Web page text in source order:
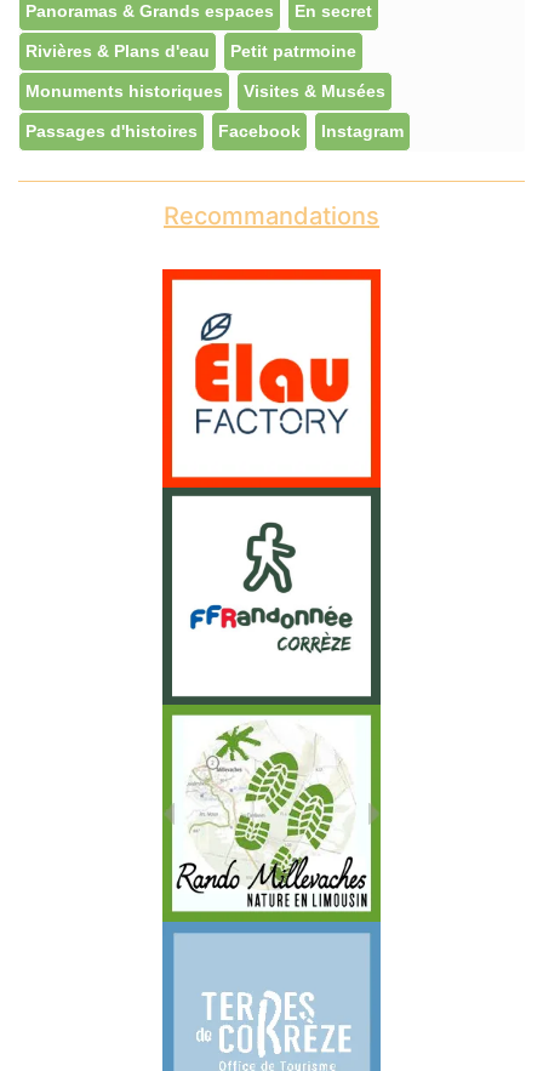
Panoramas & Grands espaces En secret
Rivières & Plans d'eau Petit patrmoine
Monuments historiques Visites & Musées
Passages d'histoires Facebook Instagram
Recommandations